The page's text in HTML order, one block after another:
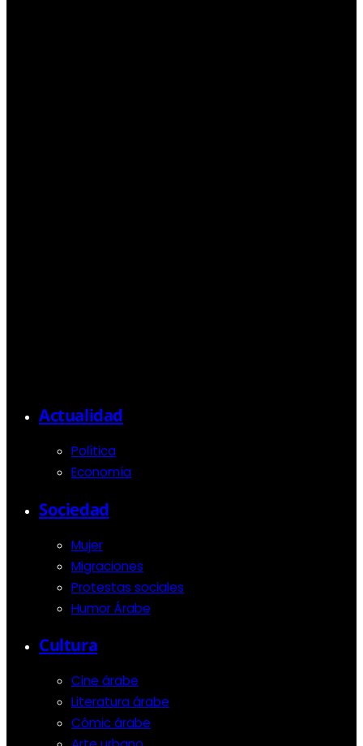
Actualidad
Política
Economía
Sociedad
Mujer
Migraciones
Protestas sociales
Humor Árabe
Cultura
Cine árabe
Literatura árabe
Cómic árabe